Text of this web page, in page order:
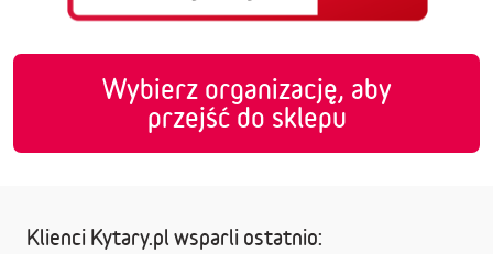
Wybierz organizację, aby
przejść do sklepu
Klienci Kytary.pl wsparli ostatnio: